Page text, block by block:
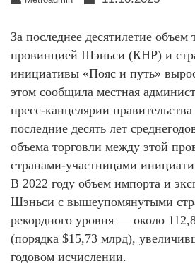
За последнее десятилетие
провинцией Шэньси (КНР) и
инициативы «Пояс и путь»
этом сообщила местная
пресс-канцелярии
последние десять лет
объема торговли между этой
странами-участницами
В 2022 году объем импорта и
Шэньси с вышеупомянутыми
рекордного уровня — около
(порядка $15,73 млрд),
годовом исчислении.